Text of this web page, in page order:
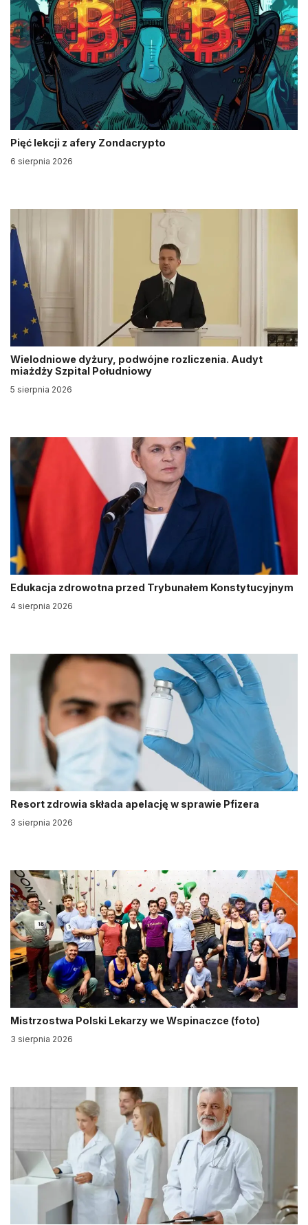
Pięć lekcji z afery Zondacrypto
6 sierpnia 2026
Wielodniowe dyżury, podwójne rozliczenia. Audyt
miażdży Szpital Południowy
5 sierpnia 2026
Edukacja zdrowotna przed Trybunałem Konstytucyjnym
4 sierpnia 2026
Resort zdrowia składa apelację w sprawie Pfizera
3 sierpnia 2026
Mistrzostwa Polski Lekarzy we Wspinaczce (foto)
3 sierpnia 2026